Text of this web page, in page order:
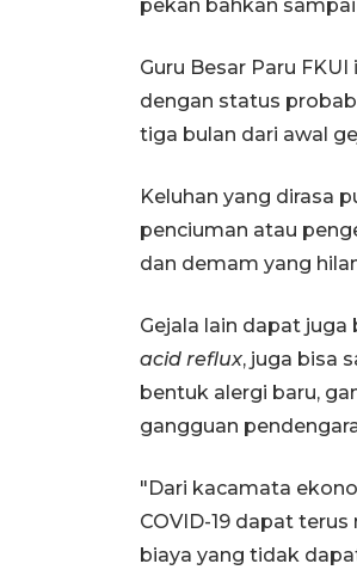
pekan bahkan
Guru Besar Paru
dengan status
tiga bulan dari awal
Keluhan yang dirasa
penciuman atau
dan demam yang
Gejala lain dapat
acid reflux, juga bisa
bentuk alergi baru,
gangguan
"Dari kacamata
COVID-19 dapat
biaya yang tidak